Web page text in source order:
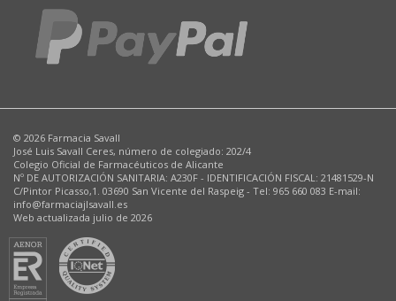
© 2026 Farmacia Savall
José Luis Savall Ceres, número de colegiado: 202/4
Colegio Oficial de Farmacéuticos de Alicante
Nº DE AUTORIZACIÓN SANITARIA: A230F - IDENTIFICACIÓN FISCAL: 21481529-N
C/Pintor Picasso,1. 03690 San Vicente del Raspeig - Tel: 965 660 083 E-mail:
info@farmaciajlsavall.es
Web actualizada julio de 2026